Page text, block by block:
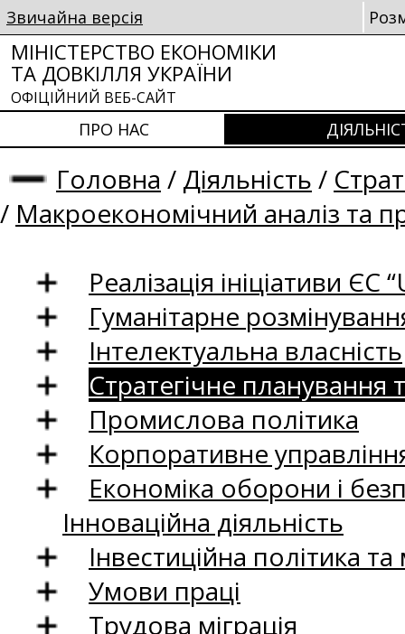
Звичайна версія
МІНІСТЕРСТВО ЕКОНОМІКИ
ТА ДОВКІЛЛЯ УКРАЇНИ
ОФІЦІЙНИЙ ВЕБ-САЙТ
ПРО НАС
Головна / Діяльність /
/ Макроекономічний аналіз та
Реалізація ініціативи ЄС
Гуманітарне
Інтелектуальна власність
Стратегічне
Промислова політика
Корпоративне
Економіка оборони і
Інноваційна діяльність
Інвестиційна політика
Умови праці
Трудова міграція